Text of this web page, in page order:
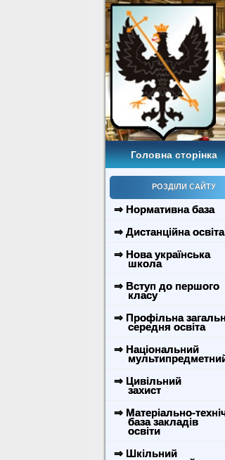
Головна сторінка
РОЗДІЛИ САЙТУ
⇒ Нормативна база
⇒ Дистанційна освіта
⇒ Нова українська
школа
⇒ Вступ до першого
класу
⇒ Профільна
середня освіта
⇒ Національний
мультипредметний
⇒ Цивільний
захист
⇒ Матеріально-
база закладів
освіти
⇒ Шкільний